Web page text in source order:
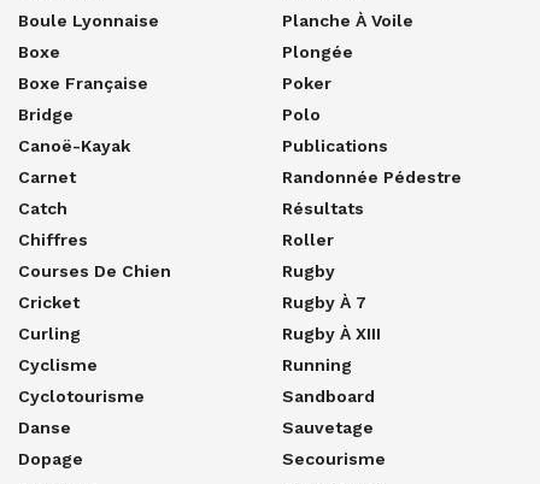
Boule Lyonnaise
Boxe
Boxe Française
Bridge
Canoë-Kayak
Carnet
Catch
Chiffres
Courses De Chien
Cricket
Curling
Cyclisme
Cyclotourisme
Danse
Dopage
Planche À Voile
Plongée
Poker
Polo
Publications
Randonnée Pédestre
Résultats
Roller
Rugby
Rugby À 7
Rugby À XIII
Running
Sandboard
Sauvetage
Secourisme